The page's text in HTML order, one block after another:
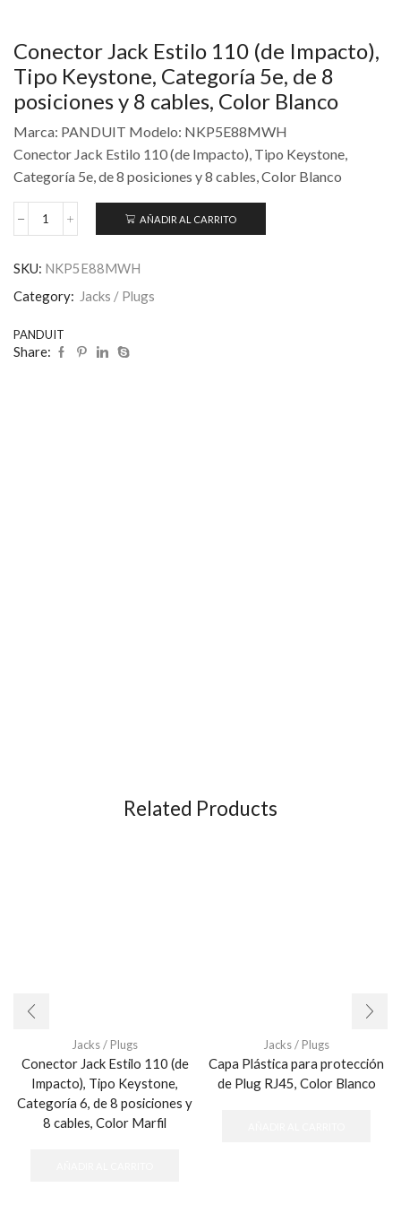
Conector Jack Estilo 110 (de Impacto),
Tipo Keystone, Categoría 5e, de 8
posiciones y 8 cables, Color Blanco
Marca: PANDUIT Modelo: NKP5E88MWH
Conector Jack Estilo 110 (de Impacto), Tipo Keystone,
Categoría 5e, de 8 posiciones y 8 cables, Color Blanco
AÑADIR AL CARRITO
SKU: NKP5E88MWH
Category: Jacks / Plugs
PANDUIT
Share:
Related Products
Jacks / Plugs
Conector Jack Estilo 110 (de
Impacto), Tipo Keystone,
Categoría 6, de 8 posiciones y
8 cables, Color Marfil
Jacks / Plugs
Capa Plástica para protección
de Plug RJ45, Color Blanco